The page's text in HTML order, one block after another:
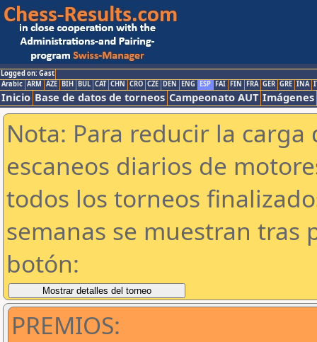
Logged on: Gast
Arabic ARM AZE BIH BUL CAT CHN CRO CZE DEN ENG ESP FAI FIN FRA GER GRE INA
Inicio Base de datos de torneos Campeonato AUT Imágenes
Nota: Para reducir la
escaneos diarios de
todos los torneos
semanas se muestran tras
botón:
PREMIOS: